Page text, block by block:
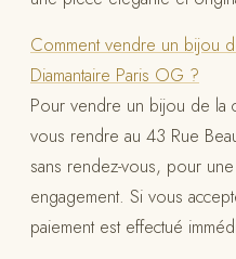
Comment vendre un bijou
Diamantaire Paris OG ?
Pour vendre un bijou de la
vous rendre au 43 Rue
sans rendez-vous, pour
engagement. Si vous
paiement est effectué